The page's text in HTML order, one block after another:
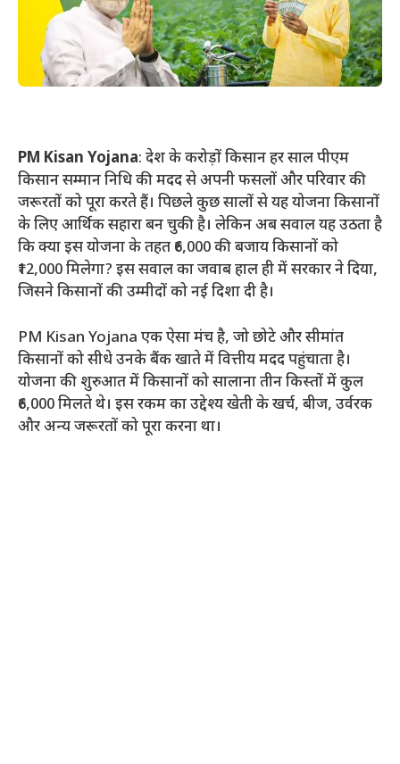
PM Kisan Yojana: देश के करोड़ों किसान हर साल पीएम
किसान सम्मान निधि की मदद से अपनी फसलों और परिवार की
जरूरतों को पूरा करते हैं। पिछले कुछ सालों से यह योजना किसानों
के लिए आर्थिक सहारा बन चुकी है। लेकिन अब सवाल यह उठता है
कि क्या इस योजना के तहत ₹6,000 की बजाय किसानों को
₹12,000 मिलेगा? इस सवाल का जवाब हाल ही में सरकार ने दिया,
जिसने किसानों की उम्मीदों को नई दिशा दी है।
PM Kisan Yojana एक ऐसा मंच है, जो छोटे और सीमांत
किसानों को सीधे उनके बैंक खाते में वित्तीय मदद पहुंचाता है।
योजना की शुरुआत में किसानों को सालाना तीन किस्तों में कुल
₹6,000 मिलते थे। इस रकम का उद्देश्य खेती के खर्च, बीज, उर्वरक
और अन्य जरूरतों को पूरा करना था।